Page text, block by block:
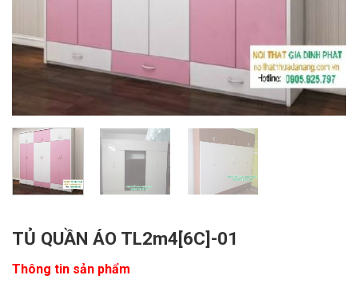
TỦ QUẦN ÁO TL2m4[6C]-01
Thông tin sản phẩm